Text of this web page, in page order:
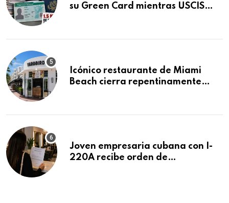
su Green Card mientras USCIS
Icónico restaurante de Miami
Beach cierra repentinamente
Joven empresaria cubana con I-
220A recibe orden de